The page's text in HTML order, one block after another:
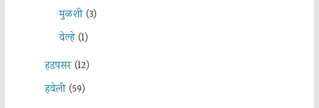
मुळशी(3)
वेल्हे(1)
हडपसर(12)
हवेली(59)